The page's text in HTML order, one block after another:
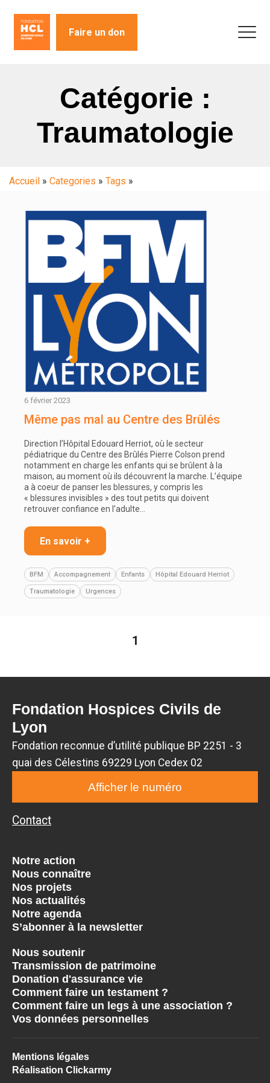
Faire un don
Catégorie :
Traumatologie
Accueil » Categories » Tags »
6 février 2023
Même pas mal au Centre des Brûlés
Direction l’Hôpital Edouard Herriot, où le secteur
pédiatrique du Centre des Brûlés Pierre Colson prend
notamment en charge les enfants qui se brûlent à la
maison, au moment où ils découvrent la marche. L’équipe
a à coeur de panser les blessures, y compris les
« blessures invisibles » des tout petits qui doivent
retrouver confiance en l’adulte…
En savoir +
BFM Accompagnement Enfants Hôpital Edouard Herriot
Traumatologie Urgences
1
Fondation Hospices Civils de
Lyon
Fondation reconnue d’utilité publique BP 2251 - 3
quai des Célestins 69229 Lyon Cedex 02
Afficher le numéro
Contact
Notre action
Nous connaître
Nos projets
Nos actualités
Notre agenda
S’abonner à la newsletter
Nous soutenir
Transmission de patrimoine
Donation d'assurance vie
Comment faire un testament ?
Comment faire un legs à une association ?
Vos données personnelles
Mentions légales
Réalisation Clickarmy